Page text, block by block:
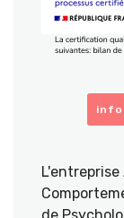
info
de